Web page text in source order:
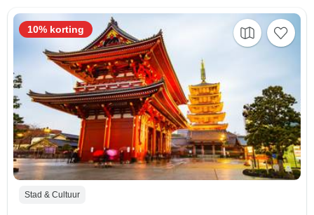
Stad & Cultuur
10% korting